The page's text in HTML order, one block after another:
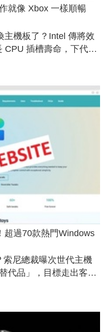
就像 Xbox 一樣順暢
主機板了？Intel 傳將效
CPU 插槽壽命，下代
超過70款熱門Windows
索尼總裁曝次世代主機
代品」，目標走出客